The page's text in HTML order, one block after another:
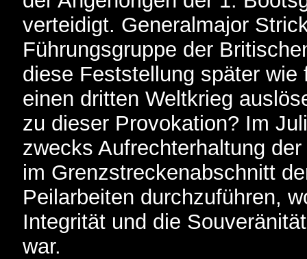
verteidigt. Generalmajor
Führungsgruppe der
diese Feststellung später wie
einen dritten Weltkrieg
zu dieser Provokation? Im
zwecks Aufrechterhaltung
im Grenzstreckenabschnitt
Peilarbeiten durchzuführen,
Integrität und die
war.